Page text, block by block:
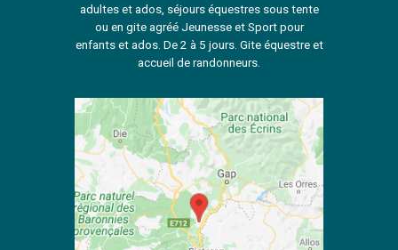
adultes et ados, séjours équestres sous tente
ou en gite agréé Jeunesse et Sport pour
enfants et ados. De 2 à 5 jours. Gite équestre et
accueil de randonneurs.